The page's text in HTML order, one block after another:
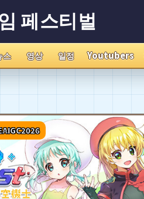
페스티벌
스 영상 일정 Youtubers